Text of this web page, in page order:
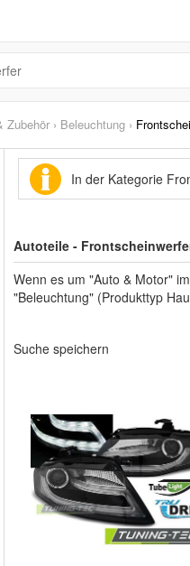
Zubehör › Beleuchtung ›
In der Kategorie
Autoteile -
Wenn es um "Auto & Motor"
"Beleuchtung" (Produkttyp
Suche speichern